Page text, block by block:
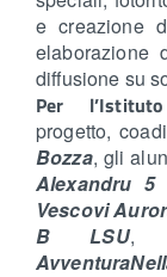
e creazione
elaborazione
diffusione su
Per
progetto,
Bozza, gli
Alexandru
Vescovi
B LSU,